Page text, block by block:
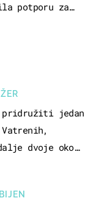
pridružiti jedan
dvoje oko
potporu za